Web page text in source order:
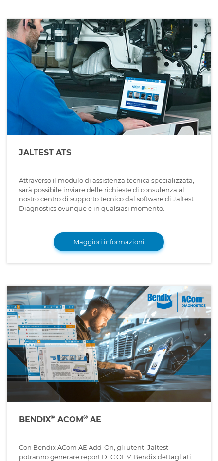
JALTEST ATS
Attraverso il modulo di assistenza tecnica specializzata,
sarà possibile inviare delle richieste di consulenza al
nostro centro di supporto tecnico dal software di Jaltest
Diagnostics ovunque e in qualsiasi momento.
Maggiori informazioni
BENDIX® ACOM® AE
Con Bendix ACom AE Add-On, gli utenti Jaltest
potranno generare report DTC OEM Bendix dettagliati,